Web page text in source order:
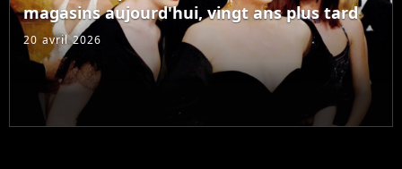
magasins aujourd'hui, vingt ans plus tard
20 avril 2026